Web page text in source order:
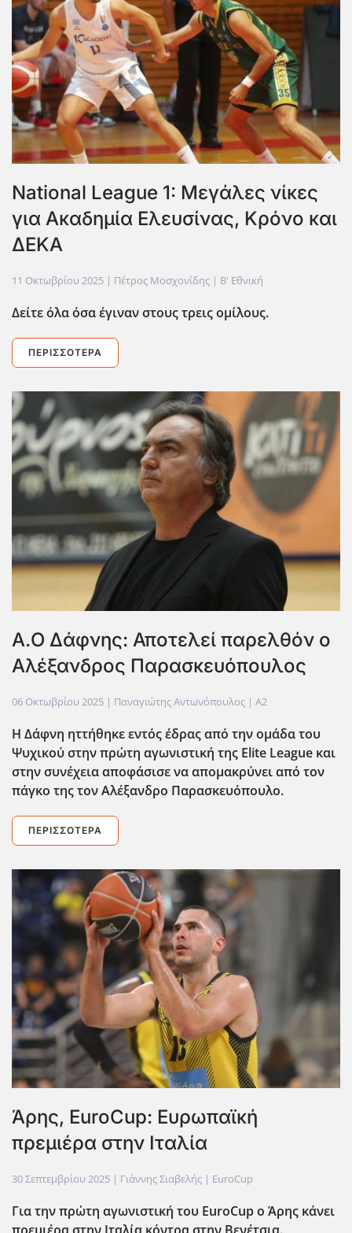
National League 1: Μεγάλες νίκες
για Ακαδημία Ελευσίνας, Κρόνο και
ΔΕΚΑ
11 Οκτωβρίου 2025 | Πέτρος Μοσχονίδης | Β' Εθνική
Δείτε όλα όσα έγιναν στους τρεις ομίλους.
ΠΕΡΙΣΣΌΤΕΡΑ
Α.Ο Δάφνης: Αποτελεί παρελθόν ο
Αλέξανδρος Παρασκευόπουλος
06 Οκτωβρίου 2025 | Παναγιώτης Αντωνόπουλος | A2
Η Δάφνη ηττήθηκε εντός έδρας από την ομάδα του
Ψυχικού στην πρώτη αγωνιστική της Elite League και
στην συνέχεια αποφάσισε να απομακρύνει από τον
πάγκο της τον Αλέξανδρο Παρασκευόπουλο.
ΠΕΡΙΣΣΌΤΕΡΑ
Άρης, EuroCup: Ευρωπαϊκή
πρεμιέρα στην Ιταλία
30 Σεπτεμβρίου 2025 | Γιάννης Σιαβελής | EuroCup
Για την πρώτη αγωνιστική του EuroCup ο Άρης κάνει